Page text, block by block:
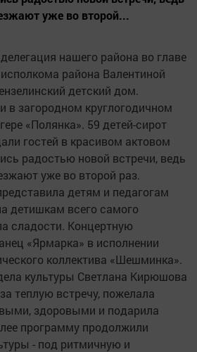
уже во второй...
нашего района во главе
района Валентиной
детский дом.
в загородном круглогодичном
«Полянка». 59 детей-сирот
гостей в красивом актовом
радостью новой встречи, ведь
уже во второй раз.
детям и педагогам
детишкам всего самого
сладости. Концертную
«Ярмарка» в исполнении
коллектива «Шешминка».
культуры Светлана Кирюшова
теплую встречу, пожелала
здоровыми и подарила
программу продолжили
- под ритмичную и